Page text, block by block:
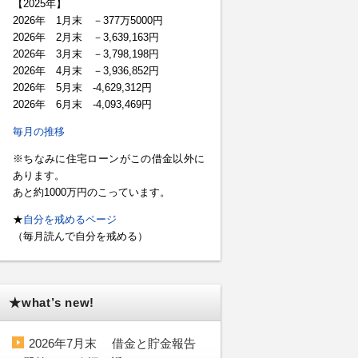
【2025年】
2026年 1月末 －377万5000円
2026年 2月末 －3,639,163円
2026年 3月末 －3,798,198円
2026年 4月末 －3,936,852円
2026年 5月末 -4,629,312円
2026年 6月末 -4,093,469円
毎月の推移
※ちなみに住宅ローンがこの借金以外に
あります。
あと約1000万円のこっています。
★自分を戒めるページ
（毎月読んで自分を戒める）
★what’s new!
2026年7月末 借金と貯金報告